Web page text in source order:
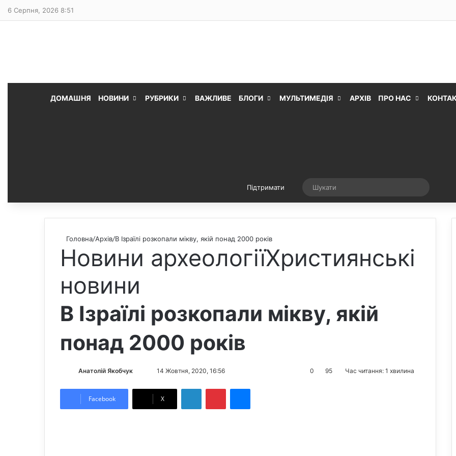
6 Серпня, 2026 8:51
ДОМАШНЯ НОВИНИ РУБРИКИ ВАЖЛИВЕ БЛОГИ МУЛЬТИМЕДІЯ АРХІВ ПРО НАС
Підтримати Випадкова стаття
Головна/Архів/В Ізраїлі розкопали мікву, якій понад 2000 років
Новини археологіїХристиянські
новини
В Ізраїлі розкопали мікву, якій
понад 2000 років
Анатолій Якобчук
l d
14 Жовтня, 2020, 16:56 0 95 Час читання: 1 хвилина
Facebook X